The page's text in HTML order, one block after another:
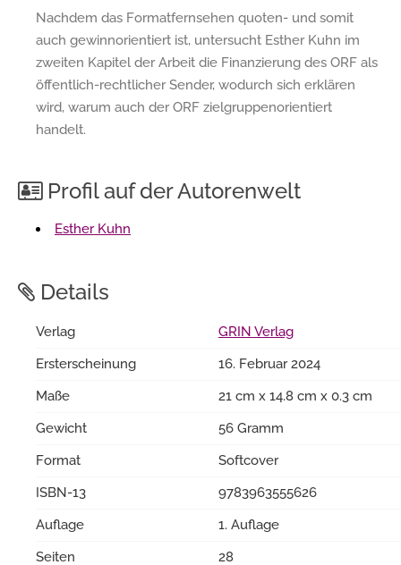
Nachdem das Formatfernsehen quoten- und somit
auch gewinnorientiert ist, untersucht Esther Kuhn im
zweiten Kapitel der Arbeit die Finanzierung des ORF als
öffentlich-rechtlicher Sender, wodurch sich erklären
wird, warum auch der ORF zielgruppenorientiert
handelt.
Profil auf der Autorenwelt
Esther Kuhn
Details
Verlag
GRIN Verlag
Ersterscheinung
16. Februar 2024
Maße
21 cm x 14.8 cm x 0.3 cm
Gewicht
56 Gramm
Format
Softcover
ISBN-13
9783963555626
Auflage
1. Auflage
Seiten
28